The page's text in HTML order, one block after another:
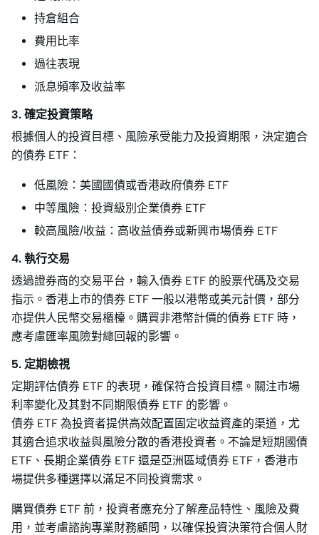
持倉組合
費用比率
過往表現
派息頻率及收益率
3. 確定投資策略
根據個人的投資目標、風險承受能力及投資期限，決定適合
的債券 ETF：
低風險：美國國債或香港政府債券 ETF
中等風險：投資級別企業債券 ETF
較高風險/收益：高收益債券或新興市場債券 ETF
4. 執行交易
透過證券商的交易平台，輸入債券 ETF 的股票代碼及交易
指示。香港上市的債券 ETF 一般以港幣或美元計價，部分
亦提供人民幣交易櫃檯。購買非港幣計價的債券 ETF 時，
應考慮匯率風險對總回報的影響。
5. 定期檢視
定期評估債券 ETF 的表現，確保符合投資目標。關注市場
利率變化及其對不同期限債券 ETF 的影響。
債券 ETF 為投資者提供高效配置固定收益資產的渠道，尤
其適合追求收益與風險分散的香港投資者。不論是短期國債
ETF、長期企業債券 ETF 還是亞洲區域債券 ETF，香港市
場提供多種選擇以滿足不同投資需求。
購買債券 ETF 前，投資者應充分了解產品特性、風險及費
用，並考慮諮詢專業財務顧問，以確保投資決策符合個人財